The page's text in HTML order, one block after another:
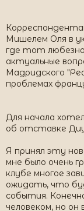
Мишелем Оля в
где тот
актуальные
Мадридского
проблемах
Для начала
об отставке
Я принял эту
мне было очень
клубе многое
ожидать, что
события.
человеком, но